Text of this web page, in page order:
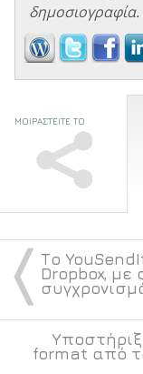
δημοσιογραφία.
ΜΟΙΡΑΣΤΕΙΤΕ ΤΟ
〈 Το
Dropbox,
format από